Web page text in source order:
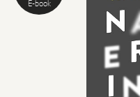
E-book